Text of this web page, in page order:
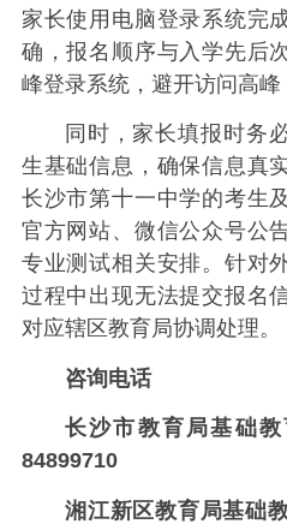
家长使用电脑登录系统完
确，报名顺序与入学先后
峰登录系统，避开访问高峰
同时，家长填报时务
生基础信息，确保信息真
长沙市第十一中学的考生
官方网站、微信公众号公
专业测试相关安排。针对
过程中出现无法提交报名
对应辖区教育局协调处理。
咨询电话
长沙市教育局基础教
84899710
湘江新区教育局基础